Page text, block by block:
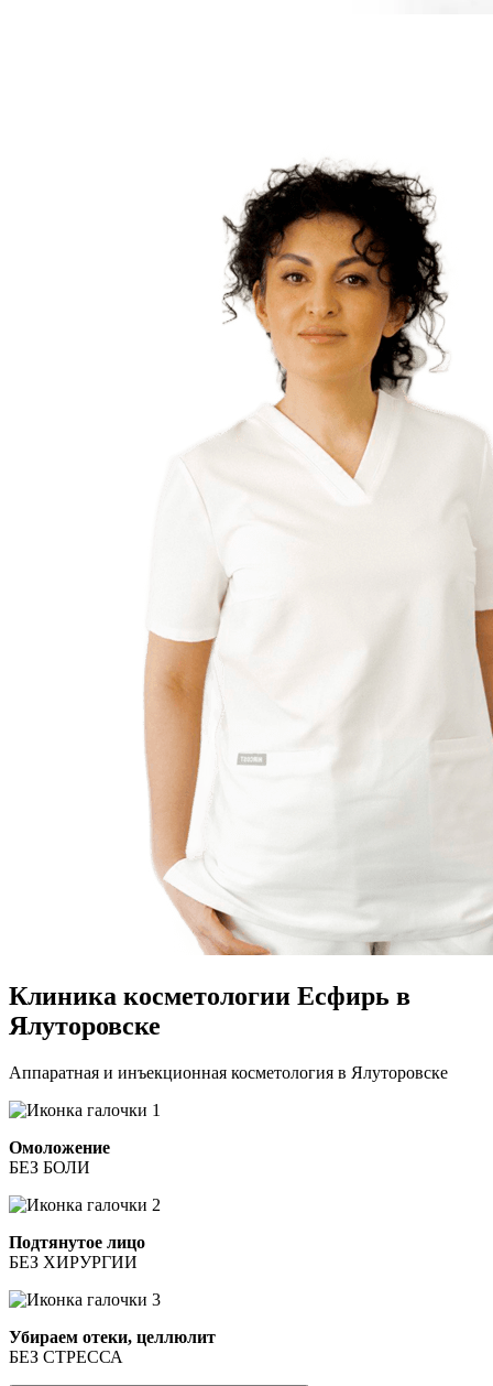
Клиника косметологии Есфирь в
Ялуторовске
Аппаратная и инъекционная косметология в Ялуторовске
Омоложение
БЕЗ БОЛИ
Подтянутое лицо
БЕЗ ХИРУРГИИ
Убираем отеки, целлюлит
БЕЗ СТРЕССА